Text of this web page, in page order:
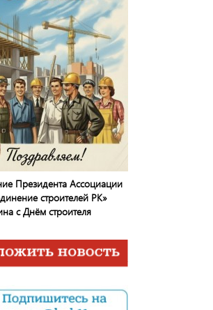
Президента Ассоциации
строителей РК»
с Днём строителя